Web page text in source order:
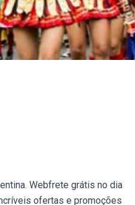
Webfrete grátis no dia
ofertas e promoções